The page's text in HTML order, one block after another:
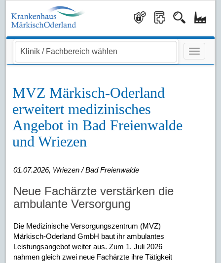
MVZ Märkisch-Oderland
erweitert medizinisches
Angebot in Bad Freienwalde
und Wriezen
01.07.2026, Wriezen / Bad Freienwalde
Neue Fachärzte verstärken die
ambulante Versorgung
Die Medizinische Versorgungszentrum (MVZ)
Märkisch-Oderland GmbH baut ihr ambulantes
Leistungsangebot weiter aus. Zum 1. Juli 2026
nahmen gleich zwei neue Fachärzte ihre Tätigkeit